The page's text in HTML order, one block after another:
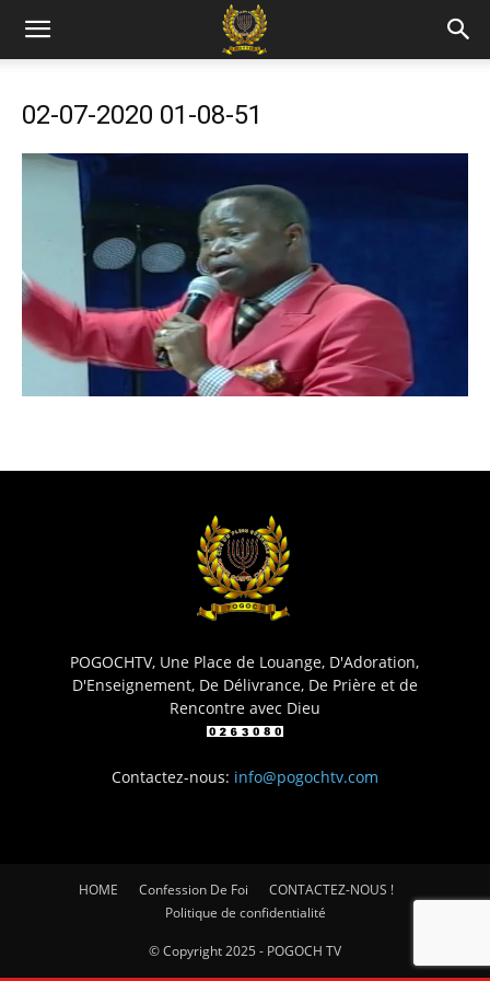
02-07-2020 01-08-51
POGOCHTV, Une Place de Louange, D'Adoration,
D'Enseignement, De Délivrance, De Prière et de
Rencontre avec Dieu
Contactez-nous: info@pogochtv.com
HOME Confession De Foi
CONTACTEZ-NOUS !
Politique de confidentialité
© Copyright 2025 - POGOCH TV